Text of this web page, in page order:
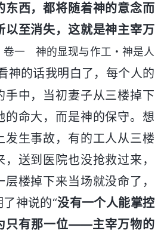
东西，都将随着神的意念而
以至消失，这就是神主宰万
卷一 神的显现与作工・神是人
神的话我明白了，每个人的
手中，当初妻子从三楼掉下
的命大，而是神的保守。想
发生事故，有的工人从三楼
送到医院也没抢救过来，
楼掉下来当场就没命了，
神说的“没有一个人能掌控
只有那一位——主宰万物的